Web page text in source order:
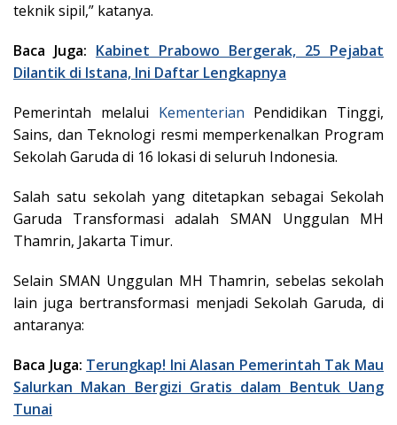
teknik sipil,” katanya.
Baca Juga: Kabinet Prabowo Bergerak, 25 Pejabat
Dilantik di Istana, Ini Daftar Lengkapnya
Pemerintah melalui Kementerian Pendidikan Tinggi,
Sains, dan Teknologi resmi memperkenalkan Program
Sekolah Garuda di 16 lokasi di seluruh Indonesia.
Salah satu sekolah yang ditetapkan sebagai Sekolah
Garuda Transformasi adalah SMAN Unggulan MH
Thamrin, Jakarta Timur.
Selain SMAN Unggulan MH Thamrin, sebelas sekolah
lain juga bertransformasi menjadi Sekolah Garuda, di
antaranya:
Baca Juga: Terungkap! Ini Alasan Pemerintah Tak Mau
Salurkan Makan Bergizi Gratis dalam Bentuk Uang
Tunai